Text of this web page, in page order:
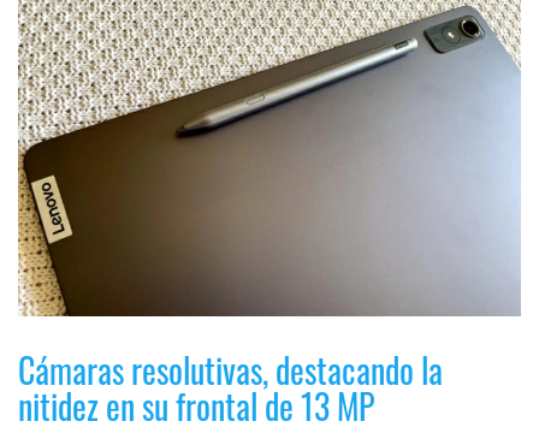
Cámaras resolutivas, destacando la
nitidez en su frontal de 13 MP